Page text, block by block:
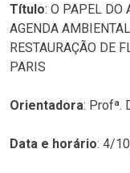
Título: O PAPEL DO
AGENDA
RESTAURAÇÃO DE
PARIS
Orientadora: Profª.
Data e horário: 4/